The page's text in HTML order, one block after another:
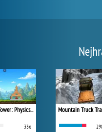
One Shot Tower: Physics Destroyer
33x
Mountain Truck